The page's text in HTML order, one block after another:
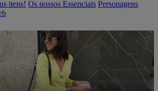
itens! Os nossos Essenciais Personagens